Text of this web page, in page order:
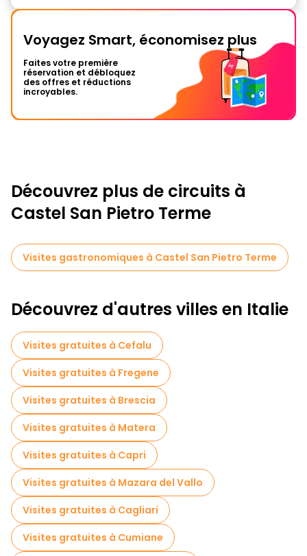
Voyagez Smart, économisez plus
Faites votre première
réservation et débloquez
des offres et réductions
incroyables.
Découvrez plus de circuits à
Castel San Pietro Terme
Visites gastronomiques à Castel San Pietro Terme
Découvrez d'autres villes en Italie
Visites gratuites à Cefalu
Visites gratuites à Fregene
Visites gratuites à Brescia
Visites gratuites à Matera
Visites gratuites à Capri
Visites gratuites à Mazara del Vallo
Visites gratuites à Cagliari
Visites gratuites à Cumiane